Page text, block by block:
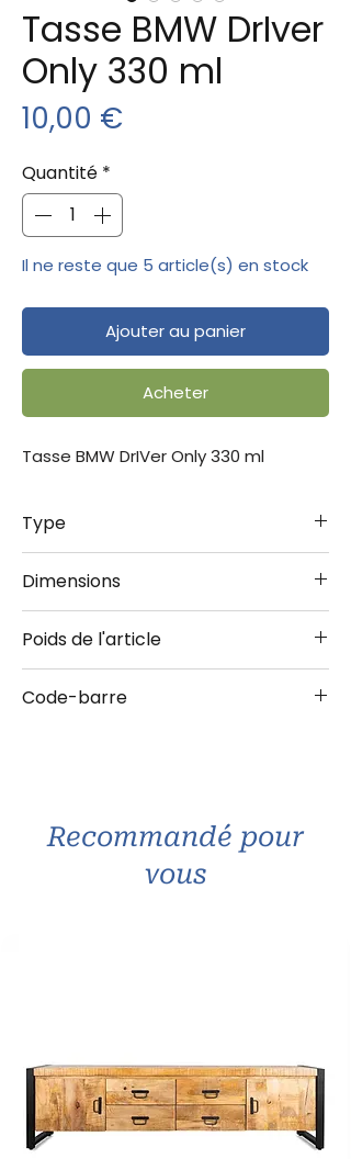
Tasse BMW DrIver
Only 330 ml
10,00 €
Quantité *
Il ne reste que 5 article(s) en stock
Ajouter au panier
Acheter
Tasse BMW DrIVer Only 330 ml
Type
Dimensions
Poids de l'article
Code-barre
Recommandé pour
vous